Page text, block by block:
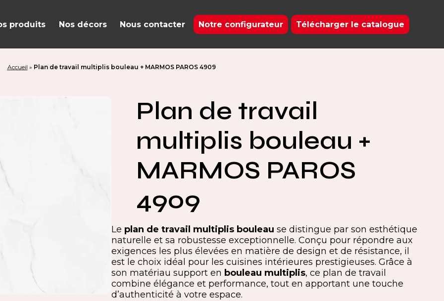
produits Nos décors Nous contacter Notre configurateur Télécharger le catalogue
Accueil » Plan de travail multiplis bouleau + MARMOS PAROS 4909
Plan de travail
multiplis bouleau +
MARMOS PAROS
4909
Le plan de travail multiplis bouleau se distingue par son esthétique
naturelle et sa robustesse exceptionnelle. Conçu pour répondre aux
exigences les plus élevées en matière de design et de résistance, il
est le choix idéal pour les cuisines intérieures prestigieuses. Grâce à
son matériau support en bouleau multiplis, ce plan de travail
combine élégance et performance, tout en apportant une touche
d’authenticité à votre espace.